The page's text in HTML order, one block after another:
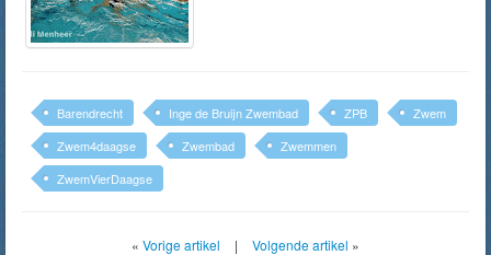
Barendrecht Inge de Bruijn Zwembad ZPB
Zwem
Zwem4daagse
Zwembad
Zwemmen
ZwemVierDaagse
« Vorige artikel | Volgende artikel »